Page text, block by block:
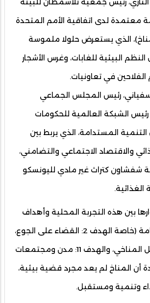
معتمدة لدى اتفاقية الأمم المتحدة
الذي يستعرض حلولا ملموسة
البيئية للغابات، وغرس الأشجار
الفلاحين في تعاونيات.
رئيس المجلس الجماعي
الشبكة العالمية للحكومات
المستدامة، الذي يربط بين
والاقتصاد الاجتماعي والتضامني،
شفشاون كتراث غير مادي لليونسكو
بين هذه التجربة المحلية وأهداف
التنمية المستدامة (خاصة الهدف 2: القضاء على الجوع،
والهدف 13: العمل المناخي، والهدف 11: مدن ومجتمعات
أن المناخ لم يعد مجرد قضية بيئية،
وتنمية ومستقبل.